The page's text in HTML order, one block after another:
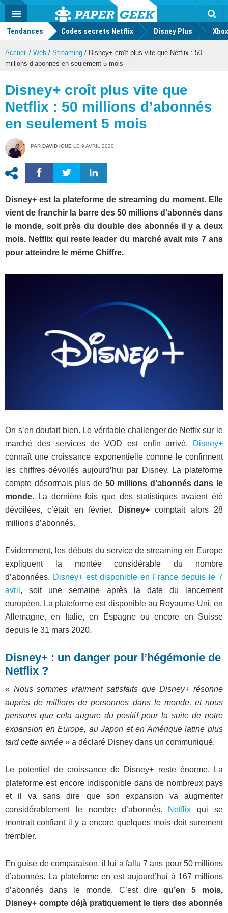
Actu
geek
MENU
Tendances Codes secrets Netflix Disney Plus
Accueil / Web / Streaming / Disney+ croît plus vite que Netflix : 50
millions d’abonnés en seulement 5 mois
Disney+ croît plus vite que
Netflix : 50 millions d’abonnés
en seulement 5 mois
PAR DAVID IGUE LE 9 AVRIL 2020
Disney+ est la plateforme de streaming du moment. Elle
vient de franchir la barre des 50 millions d’abonnés dans
le monde, soit près du double des abonnés il y a deux
mois. Netflix qui reste leader du marché avait mis 7 ans
pour atteindre le même Chiffre.
On s’en doutait bien. Le véritable challenger de Netfix sur le
marché des services de VOD est enfin arrivé.
Disney+
connaît une croissance exponentielle comme le confirment
les chiffres dévoilés aujourd’hui par Disney. La plateforme
compte désormais plus de 50 millions d’abonnés dans le
monde. La dernière fois que des statistiques avaient été
dévoilées, c’était en février.
Disney+comptait alors 28
millions d’abonnés.
Évidemment, les débuts du service de streaming en Europe
expliquent la montée considérable du nombre
d’abonnées. Disney+ est disponible en France depuis le 7
avril , soit une semaine après la date du lancement
européen. La plateforme est disponible au Royaume-Uni, en
Allemagne, en Italie, en Espagne ou encore en Suisse
depuis le 31 mars 2020.
Disney+ : un danger pour l’hégémonie de
Netflix ?
« Nous sommes vraiment satisfaits que Disney+ résonne
auprès de millions de personnes dans le monde, et nous
pensons que cela augure du positif pour la suite de notre
expansion en Europe, au Japon et en Amérique latine plus
tard cette année » a déclaré Disney dans un communiqué.
Le potentiel de croissance de Disney+ reste énorme. La
plateforme est encore indisponible dans de nombreux pays
et il va sans dire que son expansion va augmenter
considérablement le nombre d’abonnés. Netflix qui se
montrait confiant il y a encore quelques mois doit surement
trembler.
En guise de comparaison, il lui a fallu 7 ans pour 50 millions
d’abonnés. La plateforme en est aujourd’hui à 167 millions
d’abonnés dans le monde. C’est direqu’en 5 mois,
Disney+ compte déjà pratiquement le tiers des abonnés
Mode
FacebookTwitter Youtube